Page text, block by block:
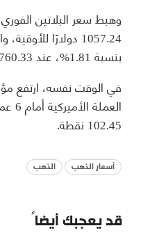
1057.24 دولارًا
بنسبة 1.81%، عند 1760.33 دولارًا للأوقية.
في الوقت نفسه، ارتفع
102.45 نقطة.
أسعار الذهب الذهب
قد يعجبك أيضاً